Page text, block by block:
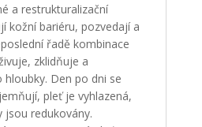
a restrukturalizační
kožní bariéru, pozvedají a
řadě kombinace
zklidňuje a
Den po dni se
pleť je vyhlazená,
jsou redukovány.